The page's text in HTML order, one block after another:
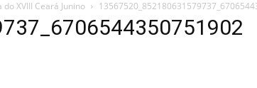
XVIII Ceará Junino